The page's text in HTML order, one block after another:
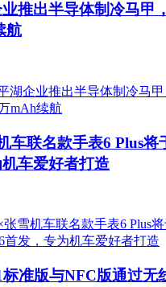
推出半导体制冷马甲
航
车联名款手表6 Plus将
车爱好者打造
准版与NFC版通过无